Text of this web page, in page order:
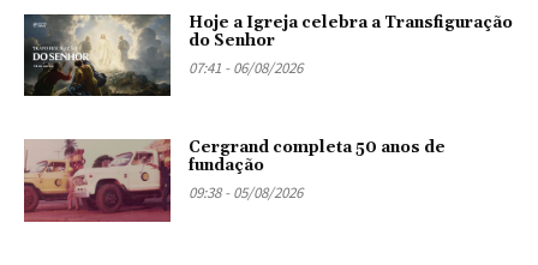
Hoje a Igreja celebra a Transfiguração
do Senhor
07:41 - 06/08/2026
Cergrand completa 50 anos de
fundação
09:38 - 05/08/2026